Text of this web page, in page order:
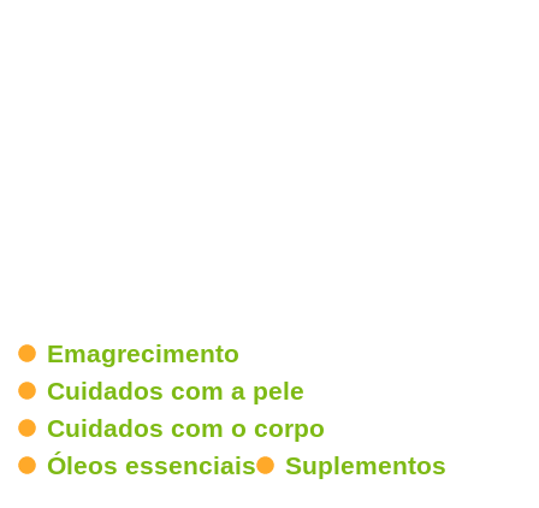
Emagrecimento
Cuidados com a pele
Cuidados com o corpo
Óleos essenciais
Suplementos